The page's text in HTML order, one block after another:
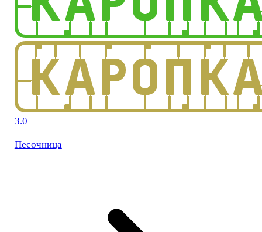
3.0
Песочница